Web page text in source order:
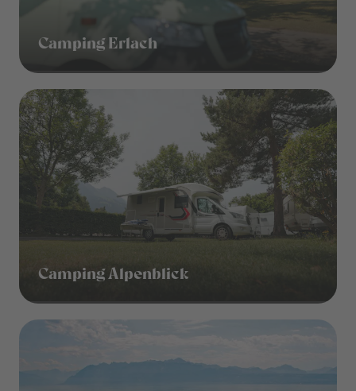
Camping Erlach
Camping Alpenblick